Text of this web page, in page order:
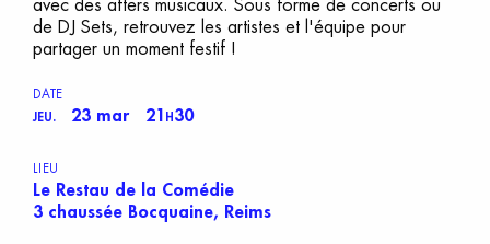
avec des afters musicaux. Sous forme de concerts ou
de DJ Sets, retrouvez les artistes et l'équipe pour
partager un moment festif !
DATE
JEU.
23 mar 21 H 30
LIEU
Le Restau de la Comédie
3 chaussée Bocquaine, Reims